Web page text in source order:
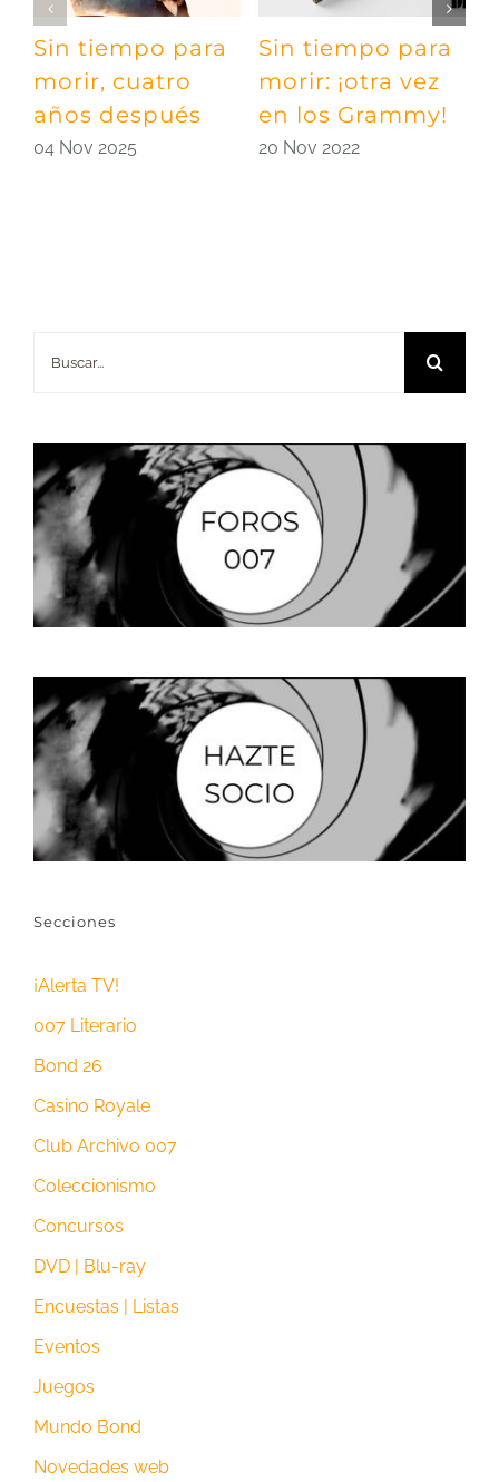
Sin tiempo para
morir, cuatro
años después
04 Nov 2025
Sin tiempo para
morir: ¡otra vez
en los Grammy!
20 Nov 2022
Secciones
¡Alerta TV!
007 Literario
Bond 26
Casino Royale
Club Archivo 007
Coleccionismo
Concursos
DVD | Blu-ray
Encuestas | Listas
Eventos
Juegos
Mundo Bond
Novedades web